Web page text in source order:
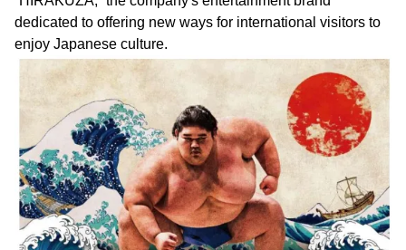
dedicated to offering new ways for international visitors to
enjoy Japanese culture.